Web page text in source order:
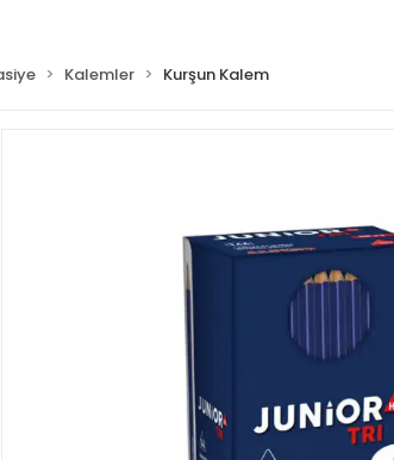
Kalemler Kurşun Kalem